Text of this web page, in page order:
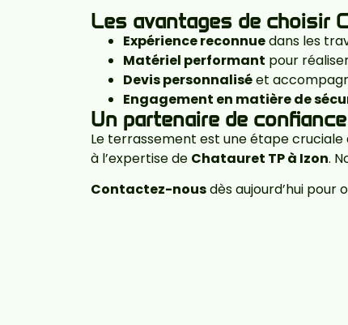
Les avantages de choisir
Expérience reconnuedans les
Matériel performant pour
Devis personnaliséet
Engagement en matière de
Un partenaire de
Le terrassement est une étape
à l’expertise de Chatauret TP à Izon.
Contactez-nousdès aujourd’hui